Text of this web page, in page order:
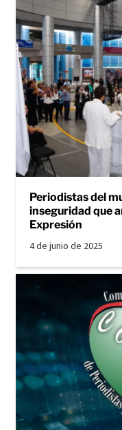
Periodistas del
inseguridad que
Expresión
4 de junio de 2025